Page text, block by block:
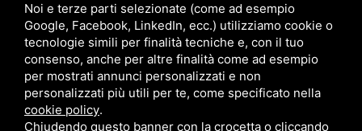
Ambulatorio
Via Montebello, 26
44121 Ferrara FE
Clinica Domus Salutis
Noi e terze parti selezionate (come ad esempio
Google, Facebook, LinkedIn, ecc.) utilizziamo cookie o
tecnologie simili per finalità tecniche e, con il tuo
consenso, anche per altre finalità come ad esempio
per mostrati annunci personalizzati e non
personalizzati più utili per te, come specificato nella
cookie policy.
Chiudendo questo banner con la crocetta o cliccando